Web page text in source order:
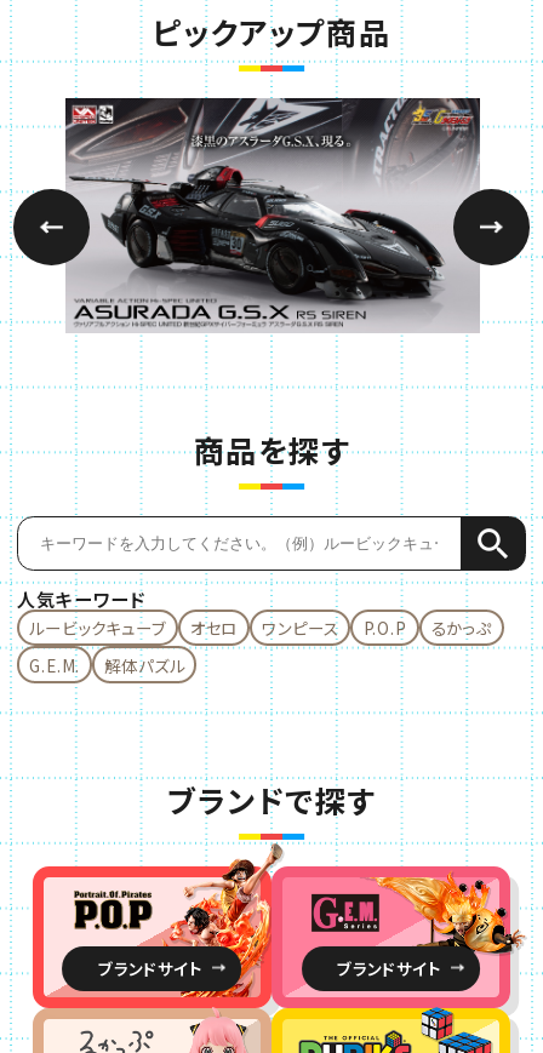
メガトレショップで Portrait.Of.Pirates ワン
ピース “S.O.C” トラファルガー・ロー Ver.R の
受注を開始しました！
別ウィンドウで開きます
NEW
2026.08.07
メガトレショップで Portrait.Of.Pirates ワン
ピース “LIMITED EDITION” 人食いのバルト
ロメオ 【限定復刻版】 の受注を開始しました！
別ウィンドウで開きます
NEW
2026.08.06
メガトレショップで2026年8月ご案内商品19点
の受注を開始しました！
別ウィンドウで開きます
NEW
2026.08.05
2026年8月ご案内商品36点の情報を公開しまし
た。
別ウィンドウで開きます
2026.07.31
メガトレショップで Portrait.Of.Pirates ワン
ピース “Elevated Boost” 神の騎士団 軍子
宮 の受注を開始しました！
別ウィンドウで開きます
2026.07.31
2026年8月メガトレショップ他ご案内商品のお知
らせ
別ウィンドウで開きます
2026.07.30
2026年8月ご案内開始商品のお知らせ
別ウィンドウで開きます
2026.07.22
購入者様向け 2026年6月～7月発売商品アンケ
ート受付中！対象商品はこちら！
別ウィンドウで開きます
2026.07.16
メガトレショップで Lucrea（ルクリア） 無職転生
Ⅲ ～異世界行ったら本気だす～ ロキシー 水着
Ver. の受注を開始しました！
ピックアップ商品
商品を探す
検索キーワードを入力
人気キーワード
ルービックキューブ オセロ ワンピース P.O.P
るかっぷ
G.E.M.
解体パズル
ブランドで探す
ブランドサイト ブランドサイト